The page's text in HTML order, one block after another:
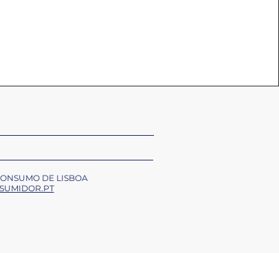
DE LISBOA